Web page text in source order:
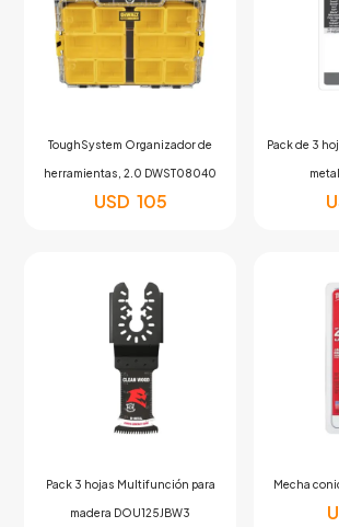
ToughSystem Organizador de
herramientas, 2.0 DWST08040
USD 105
Pack de 3
Pack 3 hojas Multifunción para
madera DOU125JBW3
Mecha